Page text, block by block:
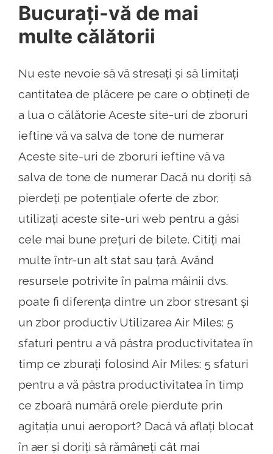
Bucurați-vă de mai
multe călătorii
Nu este nevoie să vă stresați și să limitați
cantitatea de plăcere pe care o obțineți de
a lua o călătorie Aceste site-uri de zboruri
ieftine vă va salva de tone de numerar
Aceste site-uri de zboruri ieftine vă va
salva de tone de numerar Dacă nu doriți să
pierdeți pe potențiale oferte de zbor,
utilizați aceste site-uri web pentru a găsi
cele mai bune prețuri de bilete. Citiți mai
multe într-un alt stat sau țară. Având
resursele potrivite în palma mâinii dvs.
poate fi diferența dintre un zbor stresant și
un zbor productiv Utilizarea Air Miles: 5
sfaturi pentru a vă păstra productivitatea în
timp ce zburați folosind Air Miles: 5 sfaturi
pentru a vă păstra productivitatea în timp
ce zboară numără orele pierdute prin
agitația unui aeroport? Dacă vă aflați blocat
în aer și doriți să rămâneți cât mai